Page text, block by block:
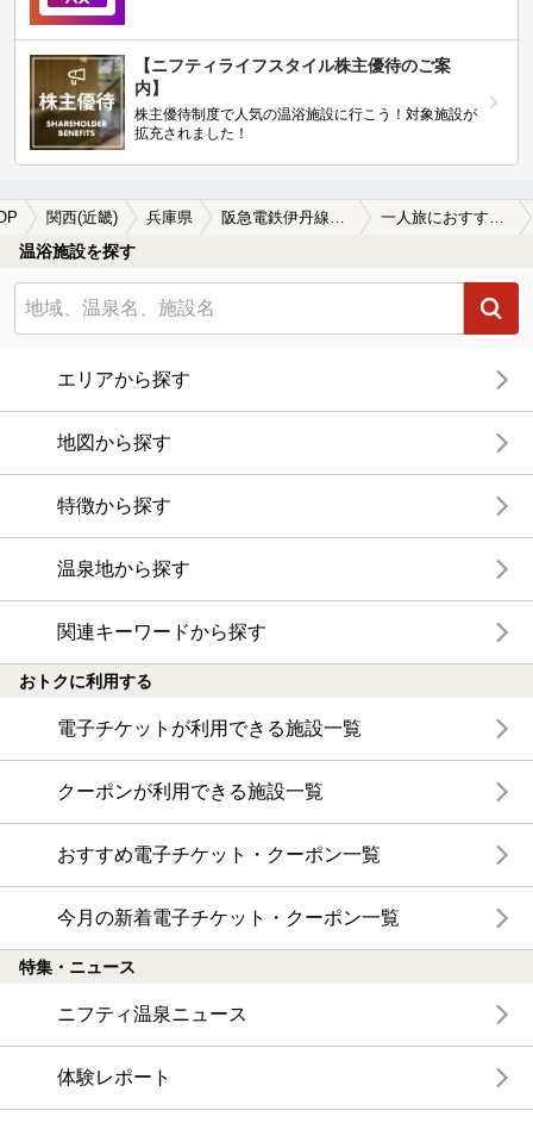
【ニフティライフスタイル株主優待のご案
内】
株主優待制度で人気の温浴施設に行こう！対象施設が
拡充されました！
関西(近畿) 兵庫県
温浴施設を探す
エリアから探す
地図から探す
特徴から探す
温泉地から探す
関連キーワードから探す
おトクに利用する
電子チケットが利用できる施設一覧
クーポンが利用できる施設一覧
おすすめ電子チケット・クーポン一覧
今月の新着電子チケット・クーポン一覧
特集・ニュース
ニフティ温泉ニュース
体験レポート